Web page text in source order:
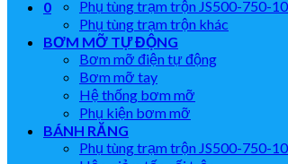
0
Phụ tùng trạm trộn JS500-750-
Phụ tùng trạm trộn khác
BƠM MỠ TỰ ĐỘNG
Bơm mỡ điện tự động
Bơm mỡ tay
Hệ thống bơm mỡ
Phụ kiện bơm mỡ
BÁNH RĂNG
Phụ tùng trạm trộn JS500-750-